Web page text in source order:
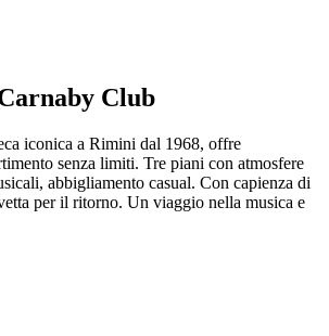
Club
iconica a Rimini dal 1968, offre
senza limiti. Tre piani con atmosfere
abbigliamento casual. Con capienza di
per il ritorno. Un viaggio nella musica e